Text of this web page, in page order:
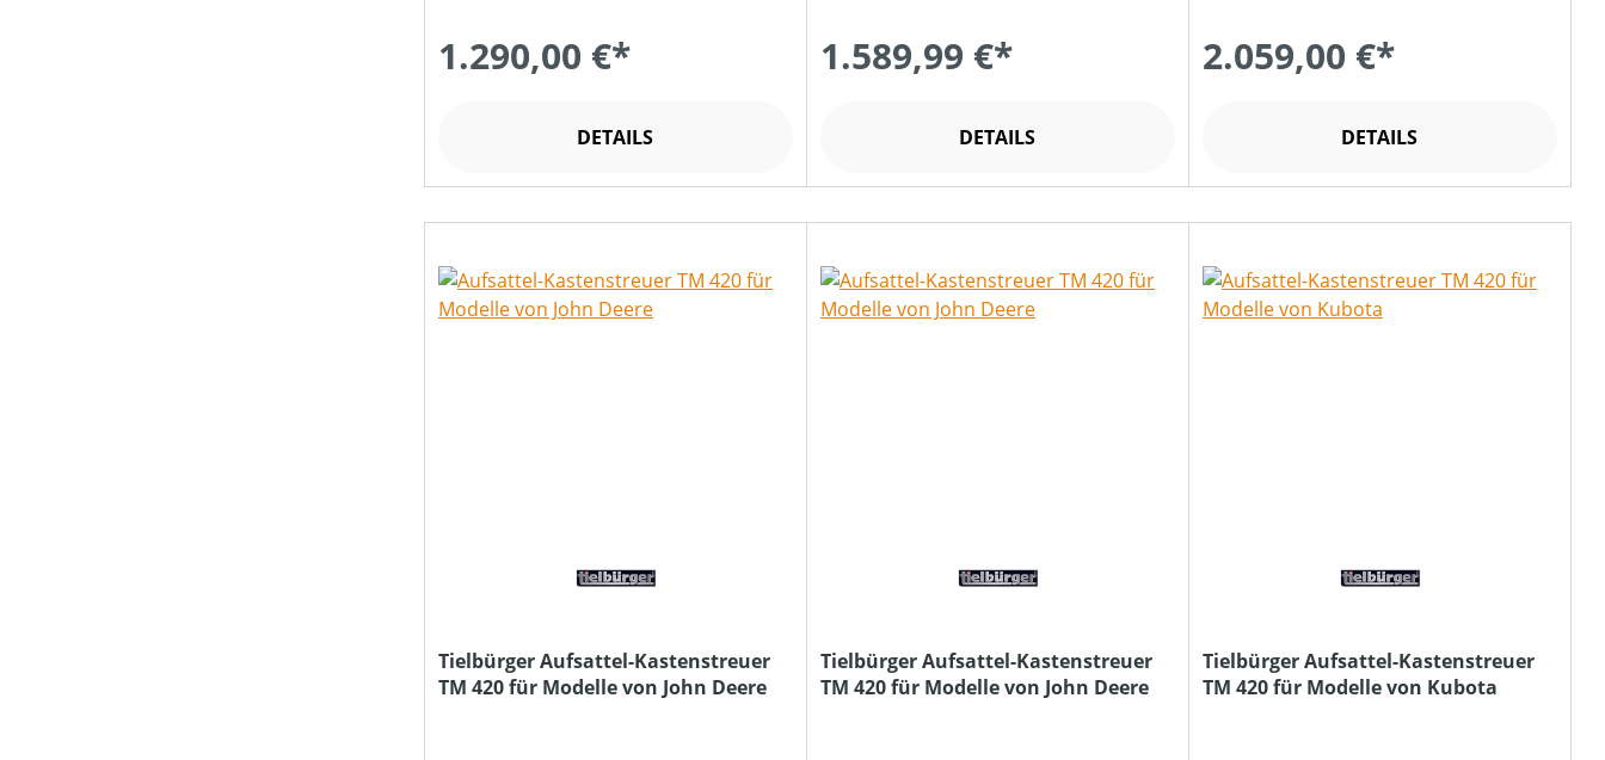
1.290,00 €*
DETAILS
1.589,99 €*
DETAILS
2.059,00 €*
DETAILS
Tielbürger Aufsattel-Kastenstreuer
TM 420 für Modelle von John Deere
Tielbürger Aufsattel-Kastenstreuer
TM 420 für Modelle von John Deere
Tielbürger Aufsattel-Kastenstreuer
TM 420 für Modelle von Kubota